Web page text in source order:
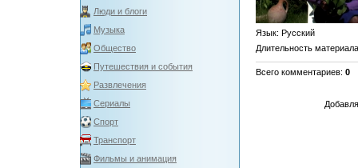
Люди и блоги
Музыка
Общество
Путешествия и события
Развлечения
Сериалы
Спорт
Транспорт
Фильмы и анимация
Язык: Русский
Длительность материала
Всего комментариев: 0